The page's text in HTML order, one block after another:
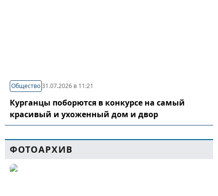
Общество31.07.2026 в 11:21
Курганцы поборются в конкурсе на самый
красивый и ухоженный дом и двор
ФОТОАРХИВ